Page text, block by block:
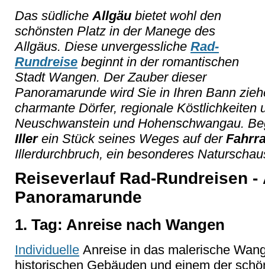
Das südlicheAllgäu bietet wohl den
schönsten Platz in der Manege des
Allgäus. Diese unvergessliche Rad-
Rundreise beginnt in der romantischen
Stadt Wangen. Der Zauber dieser
Panoramarunde wird Sie in Ihren Bann
charmante Dörfer, regionale Köstlichkeiten
Neuschwanstein und Hohenschwangau.
Illerein Stück seines Weges auf der
Illerdurchbruch, ein besonderes
Reiseverlauf Rad-Rundreisen
Panoramarunde
1. Tag: Anreise nach Wangen
Individuelle Anreise in das malerische
historischen Gebäuden und einem der